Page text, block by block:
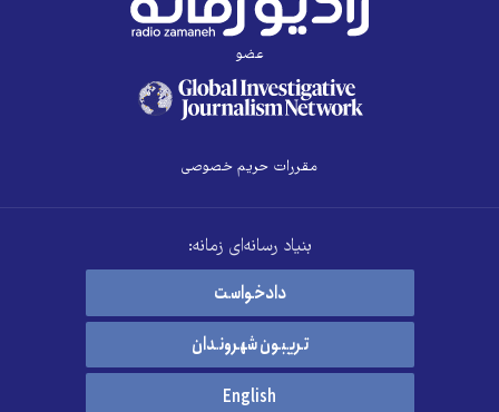
عضو
مقررات حریم خصوصی
بنیاد رسانه‌ای زمانه:
دادخواست
تریبون شهروندان
English